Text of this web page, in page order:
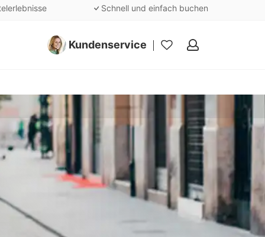
Schnell und einfach buchen
Kundenservice
Meine